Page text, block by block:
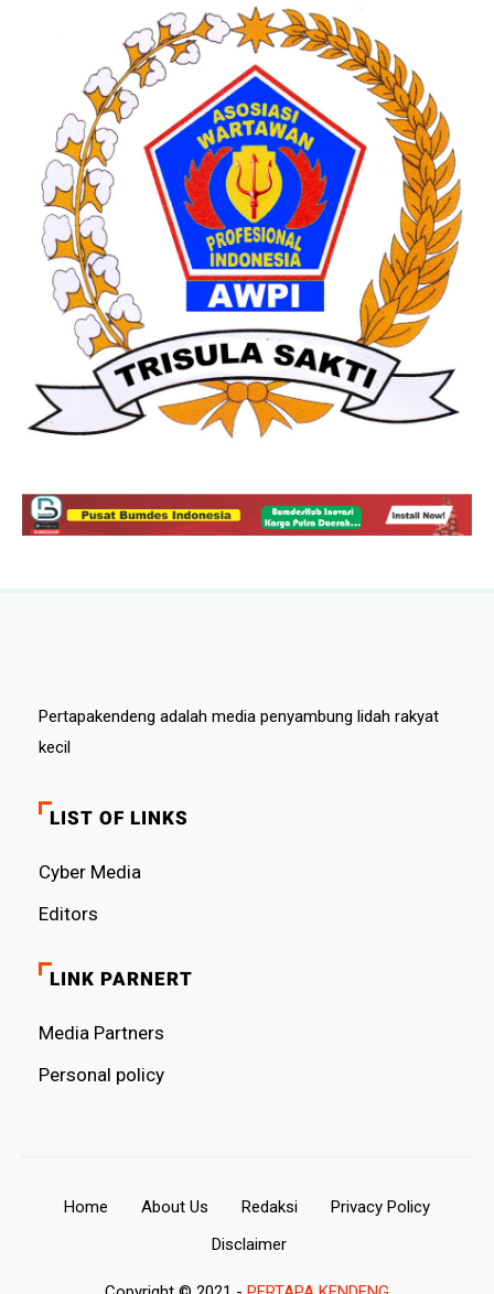
Pertapakendeng adalah media penyambung lidah rakyat
kecil
LIST OF LINKS
Cyber ​​Media
Editors
LINK PARNERT
Media Partners
Personal policy
Home About Us Redaksi
Privacy Policy
Disclaimer